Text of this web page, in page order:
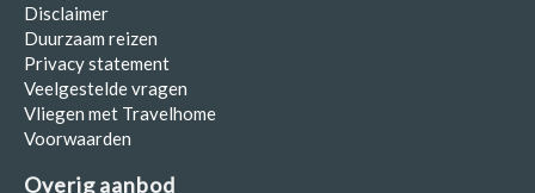
Disclaimer
Duurzaam reizen
Privacy statement
Veelgestelde vragen
Vliegen met Travelhome
Voorwaarden
Overig aanbod